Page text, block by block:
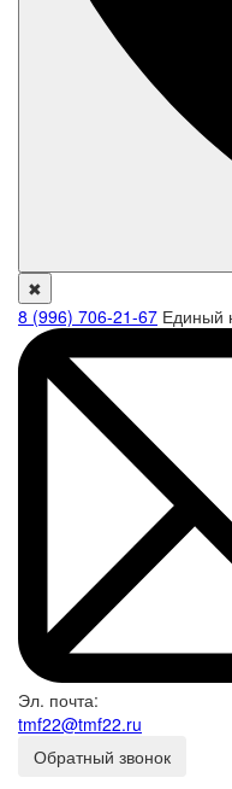
✖
8 (996) 706-21-67 Единый
Эл. почта:
tmf22@tmf22.ru
Обратный звонок